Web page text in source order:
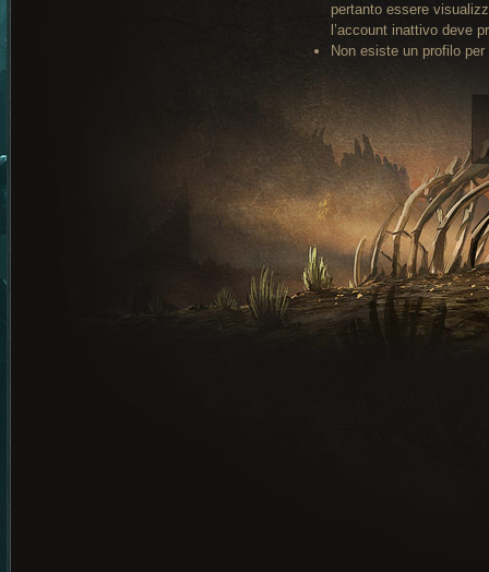
pertanto essere
l’account inattivo deve
Non esiste un profilo